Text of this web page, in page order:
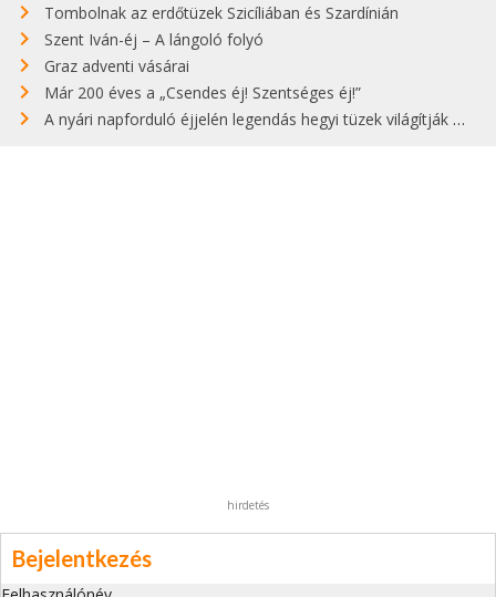
Tombolnak az erdőtüzek Szicíliában és Szardínián
Szent Iván-éj – A lángoló folyó
Graz adventi vásárai
Már 200 éves a „Csendes éj! Szentséges éj!”
A nyári napforduló éjjelén legendás hegyi tüzek világítják meg Zugspitzét
hirdetés
Bejelentkezés